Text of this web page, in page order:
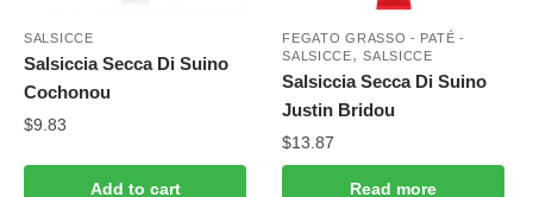
SALSICCE
Salsiccia Secca Di Suino
Cochonou
$9.83
Add to cart
FEGATO GRASSO - PATÉ -
SALSICCE,SALSICCE
Salsiccia Secca Di Suino
Justin Bridou
$13.87
Read more